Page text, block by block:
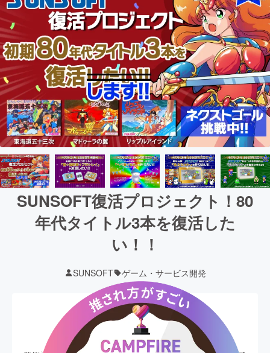
SUNSOFT復活プロジェクト！80
年代タイトル3本を復活した
い！！
SUNSOFT ゲーム・サービス開発
現在の支援総額
21,250,799円